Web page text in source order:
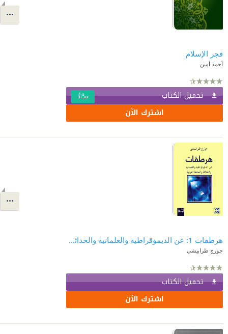
فجر الإسلام
أحمد أمين
تحميل الكتاب مجّانًا
اشترك الآن
هرطقات 1: عن الديموقراطية والعلمانية والحداثة والممانعة العربية
جورج طرابيشي
تحميل الكتاب
اشترك الآن